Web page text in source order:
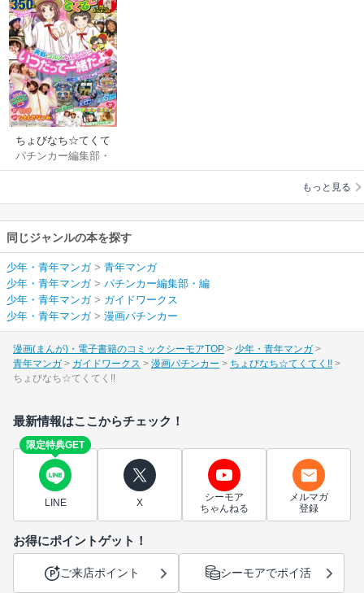
ちょびなち☆てくて
く!!
パチンカー編集部・
編
もっと見る
同じジャンルの本を探す
少年・青年マンガ> 青年マンガ
少年・青年マンガ> パチンカー編集部・編
少年・青年マンガ> ガイドワークス
少年・青年マンガ> 漫画パチンカー
漫画(まんが)・電子書籍のコミックシーモアTOP
少年・青年マンガ
青年マンガ
ガイドワークス 漫画パチンカー
ちょびなち☆てくてく!!
ちょびなち☆てくてく!!
最新情報はここからチェック！
限定特典GET
LINE X
シーモア
ちゃんねる
メルマガ
登録
お得にポイントゲット！
ご来店ポイント シーモアでポイ活